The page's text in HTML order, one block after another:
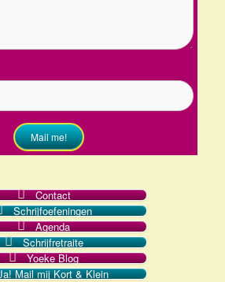
Mail me!
Contact
Schrijfoefeningen
Agenda
Schrijfretraite
Yoeke Blog
Mail mij Kort & Klein